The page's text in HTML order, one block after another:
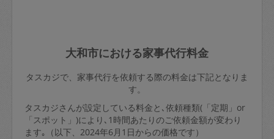
大和市における家事代行料金
タスカジで、家事代行を依頼する際の料金は下記となりま
す。
タスカジさんが設定している料金と､依頼種類(「定期」or
「スポット」)により､1時間あたりのご依頼金額が変わり
ます｡（以下、2024年6月1日からの価格です）